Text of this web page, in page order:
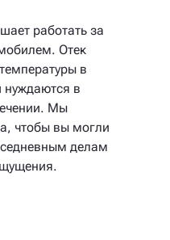
работать за
Отек
в
нуждаются в
Мы
чтобы вы могли
делам